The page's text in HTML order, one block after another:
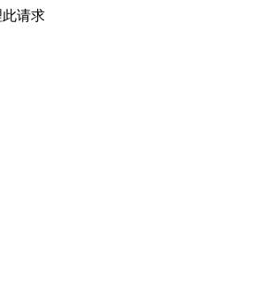
请求